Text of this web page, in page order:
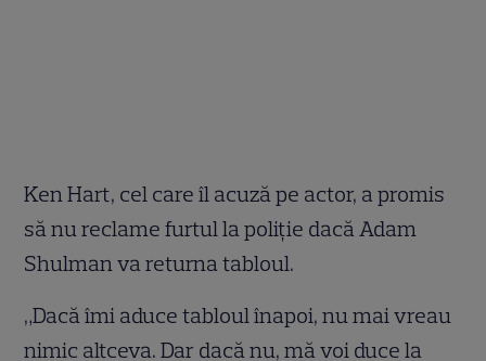
Ken Hart, cel care îl acuză pe actor, a promis
să nu reclame furtul la poliţie dacă Adam
Shulman va returna tabloul.
„Dacă îmi aduce tabloul înapoi, nu mai vreau
nimic altceva. Dar dacă nu, mă voi duce la